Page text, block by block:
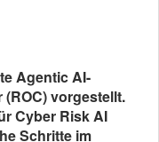
Agentic AI-
vorgestellt.
Cyber Risk AI
Schritte im